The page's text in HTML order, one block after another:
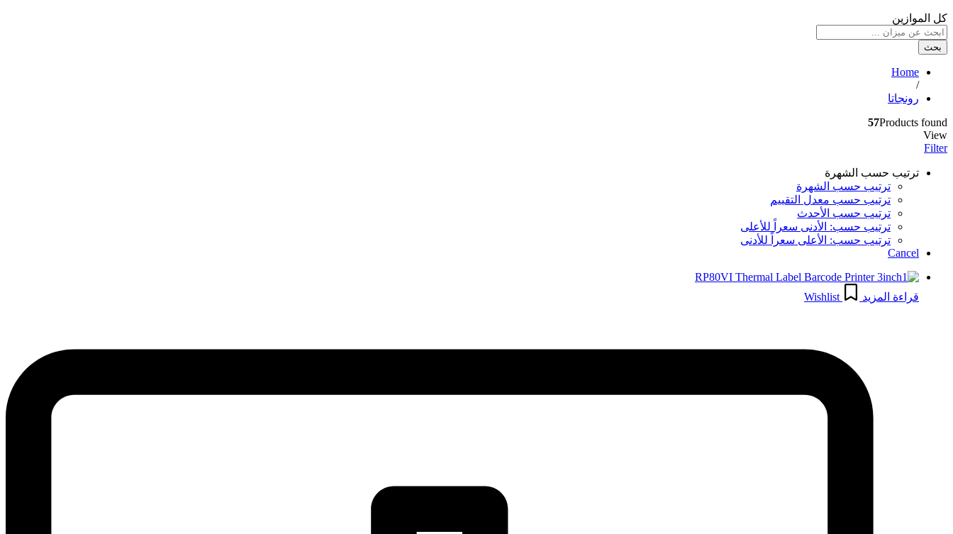
كل الموازين
بحث
Home
/
رونجاتا
57Products found
View
Filter
ترتيب حسب الشهرة
ترتيب حسب الشهرة
ترتيب حسب معدل التقييم
ترتيب حسب الأحدث
ترتيب حسب: الأدنى سعراً للأعلى
ترتيب حسب: الأعلى سعراً للأدنى
Cancel
قراءة المزيد Wishlist